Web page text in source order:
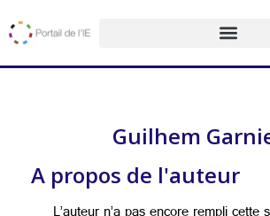
Guilhem
A propos de l'auteur